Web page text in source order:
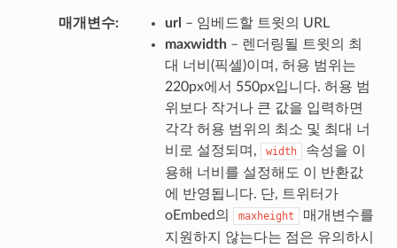
매개변수 url – 임베드할 트윗의 URL
maxwidth– 렌더링될 트윗의 최
대 너비(픽셀)이며, 허용 범위는
220px에서 550px입니다. 허용 범
위보다 작거나 큰 값을 입력하면
각각 허용 범위의 최소 및 최대 너
비로 설정되며,
width
속성을 이
용해 너비를 설정해도 이 반환값
에 반영됩니다. 단, 트위터가
oEmbed의
maxheight
매개변수를
지원하지 않는다는 점은 유의하시